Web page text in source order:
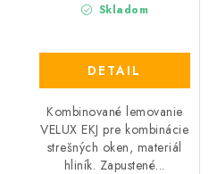
Skladom
DETAIL
Kombinované lemovanie
VELUX EKJ pre kombinácie
strešných oken, materiál
hliník. Zapustené...